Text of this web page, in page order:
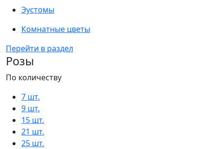
Эустомы
Комнатные цветы
Перейти в раздел
Розы
По количеству
7 шт.
9 шт.
15 шт.
21 шт.
25 шт.